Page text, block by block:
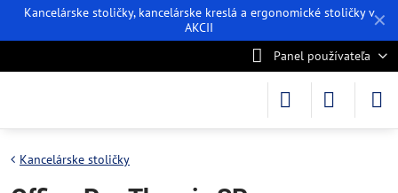
✕
Kancelárske stoličky, kancelárske kreslá a ergonomické stoličky v
AKCII
Panel používateľa
Kancelárske stoličky